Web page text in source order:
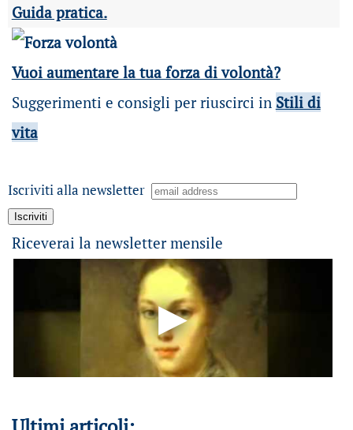
Guida pratica.
Vuoi aumentare la tua forza di volontà?
Suggerimenti e consigli per riuscirci in Stili di
vita
Iscriviti alla newsletter
Riceverai la newsletter mensile